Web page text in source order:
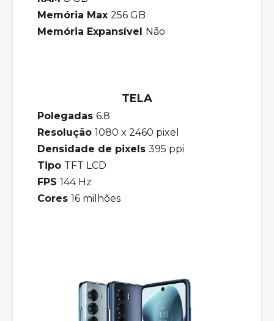
Memória Max 256 GB
Memória Expansível
Não
TELA
Polegadas 6.8
Resolução 1080 x 2460 pixel
Densidade de pixels 395 ppi
Tipo TFT LCD
FPS 144 Hz
Cores 16 milhões